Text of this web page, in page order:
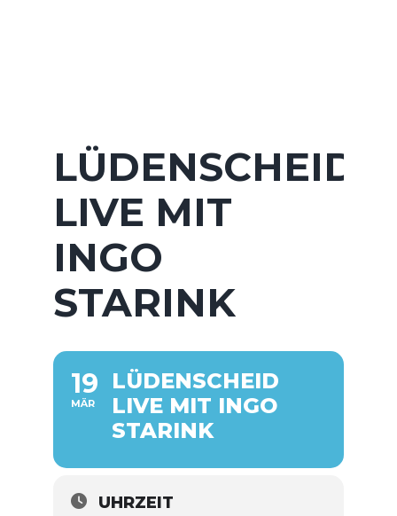
LÜDENSCHEID
LIVE MIT
INGO
STARINK
19
MÄR
LÜDENSCHEID
LIVE MIT INGO
STARINK
UHRZEIT